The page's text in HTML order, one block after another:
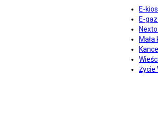
E-
E-
Życie